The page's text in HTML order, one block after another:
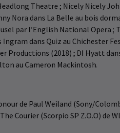
Theatre ; Nicely Nicely
Nora dans La Belle au bois
par l’English National Opera ;
dans Quiz au Chichester
Productions (2018) ; DI Hyatt
au Cameron Mackintosh.
de Paul Weiland (Sony/
Courier (Scorpio SP Z.O.O) de